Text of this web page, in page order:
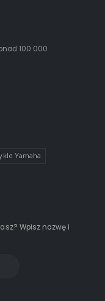
100 000
Yamaha
Wpisz nazwę i